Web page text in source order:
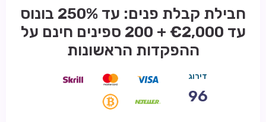
חבילת קבלת פנים: עד 250% בונוס
עד €2,000 + 200 ספינים חינם על
ההפקדות הראשונות
דירוג
96